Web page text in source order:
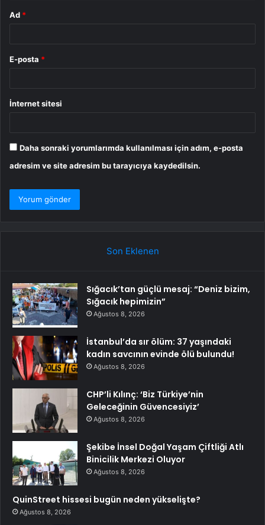
Ad *
E-posta *
İnternet sitesi
Daha sonraki yorumlarımda kullanılması için adım, e-posta
adresim ve site adresim bu tarayıcıya kaydedilsin.
Son Eklenen
Sığacık’tan güçlü mesaj: “Deniz bizim,
Sığacık hepimizin”
Ağustos 8, 2026
İstanbul’da sır ölüm: 37 yaşındaki
kadın savcının evinde ölü bulundu!
Ağustos 8, 2026
CHP’li Kılınç: ‘Biz Türkiye’nin
Geleceğinin Güvencesiyiz’
Ağustos 8, 2026
Şekibe İnsel Doğal Yaşam Çiftliği Atlı
Binicilik Merkezi Oluyor
Ağustos 8, 2026
QuinStreet hissesi bugün neden yükselişte?
Ağustos 8, 2026